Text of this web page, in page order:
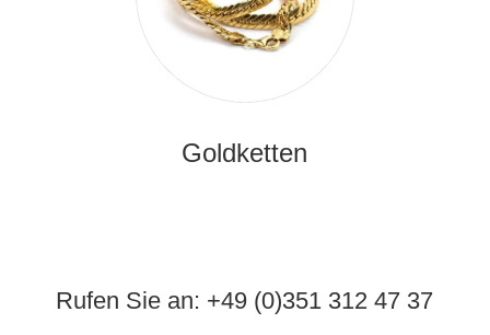
Goldketten
Rufen Sie an: +49 (0)351 312 47 37